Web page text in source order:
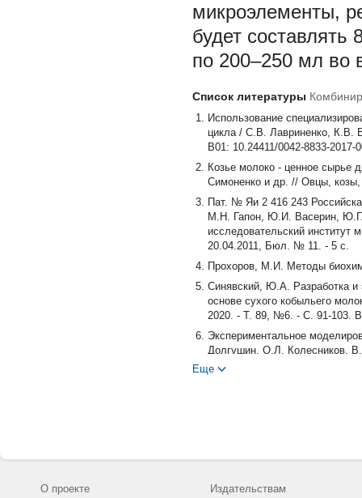
микроэлементы,
будет составлять
по 200–250 мл во
Список литературы
Использование
цикла / С.В. Лавриненко, К.В.
В01: 10.24411/0042-8833-2017-
Козье молоко - ценное сырье
Симоненко и др. // Овцы,
Пат. № Яи 2 416 243
М.Н. Гапон, Ю.И. Васерин, Ю.Г.
исследовательский институт
20.04.2011, Бюл. № 11. - 5 с.
Прохоров, М.И. Методы
Синявский, Ю.А. Разработка и
основе сухого кобыльего
2020. - Т. 89, №6. - С. 91-103.
Экспериментальное
Долгушин, О.Л. Колесников,
Экспериментальное
Immune-modulating properties
10.3168/jds.2016-11499
Еще
О проекте
Издательствам